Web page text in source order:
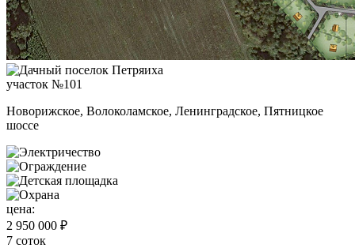
участок №101
Новорижское, Волоколамское, Ленинградское, Пятницкое
шоссе
цена:
2 950 000 ₽
7 соток